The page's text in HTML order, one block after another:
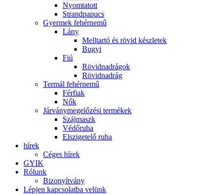
Nyomtatott
Strandpapucs
Gyermek fehérnemű
Lány
Melltartó és rövid készletek
Bugyi
Fiú
Rövidnadrágok
Rövidnadrág
Termál fehérnemű
Férfiak
Nők
Járványmegelőzési termékek
Szájmaszk
Védőruha
Elszigetelő ruha
hírek
Céges hírek
GYIK
Rólunk
Bizonyítvány
Lépjen kapcsolatba velünk